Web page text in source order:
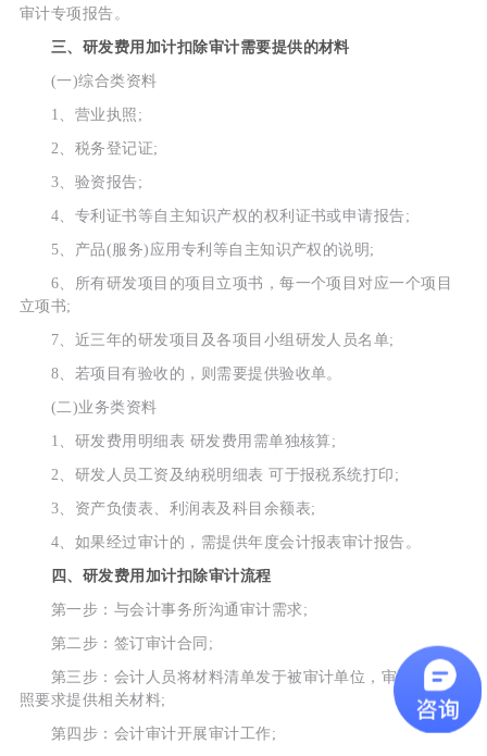
审计专项报告。
三、研发费用加计扣除审计需要提供的材料
(一)综合类资料
1、营业执照;
2、税务登记证;
3、验资报告;
4、专利证书等自主知识产权的权利证书或申请报告;
5、产品(服务)应用专利等自主知识产权的说明;
6、所有研发项目的项目立项书，每一个项目对应一个项目
立项书;
7、近三年的研发项目及各项目小组研发人员名单;
8、若项目有验收的，则需要提供验收单。
(二)业务类资料
1、研发费用明细表 研发费用需单独核算;
2、研发人员工资及纳税明细表 可于报税系统打印;
3、资产负债表、利润表及科目余额表;
4、如果经过审计的，需提供年度会计报表审计报告。
四、研发费用加计扣除审计流程
第一步：与会计事务所沟通审计需求;
第二步：签订审计合同;
第三步：会计人员将材料清单发于被审计单位，审计单位按
照要求提供相关材料;
第四步：会计审计开展审计工作;